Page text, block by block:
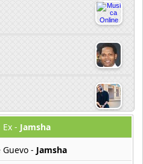
- Jamsha
Guevo - Jamsha